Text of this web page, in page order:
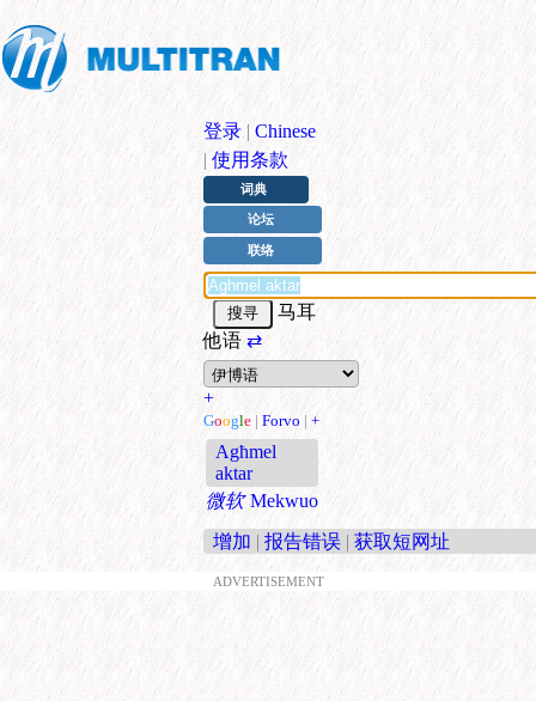
登录 | Chinese
| 使用条款
词典
论坛
联络
马耳
他语⇄
+
Google | Forvo | +
Agħmel
aktar
微软 Mekwuo
增加 | 报告错误 | 获取短网址
ADVERTISEMENT